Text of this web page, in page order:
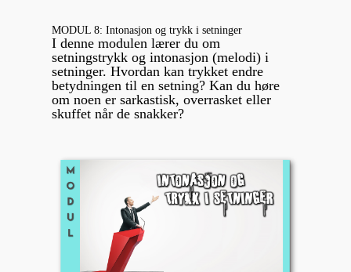
MODUL 8: Intonasjon og trykk i setninger
I denne modulen lærer du om
setningstrykk og intonasjon (melodi) i
setninger. Hvordan kan trykket endre
betydningen til en setning? Kan du høre
om noen er sarkastisk, overrasket eller
skuffet når de snakker?